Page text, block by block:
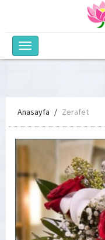
Anasayfa Zerafet